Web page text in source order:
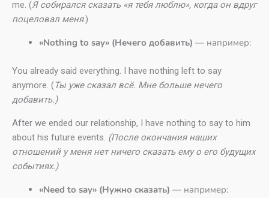
me. (Я собирался сказать «я тебя люблю», когда он вдруг
поцеловал меня.)
«Nothing to say» (Нечего добавить) — например:
You already said everything. I have nothing left to say
anymore. (Ты уже сказал всё. Мне больше нечего
добавить.)
After we ended our relationship, I have nothing to say to him
about his future events. (После окончания наших
отношений у меня нет ничего сказать ему о его будущих
событиях.)
«Need to say» (Нужно сказать) — например: